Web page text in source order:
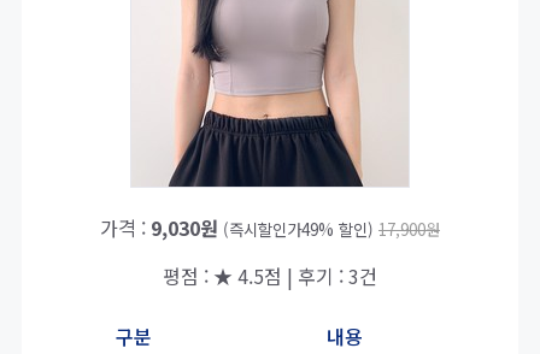
가격 : 9,030원 (즉시할인가49% 할인) 17,900원
평점 : ★ 4.5점 | 후기 : 3건
구분
내용